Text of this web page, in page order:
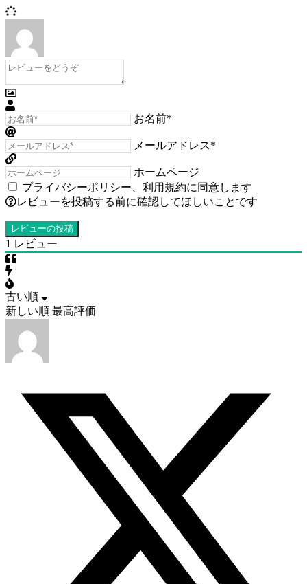
お名前*
メールアドレス*
ホームページ
プライバシーポリシー
利用規約に同意します
レビューを投稿する前に確認してほしいことです
1 レビュー
古い順
新しい順 最高評価